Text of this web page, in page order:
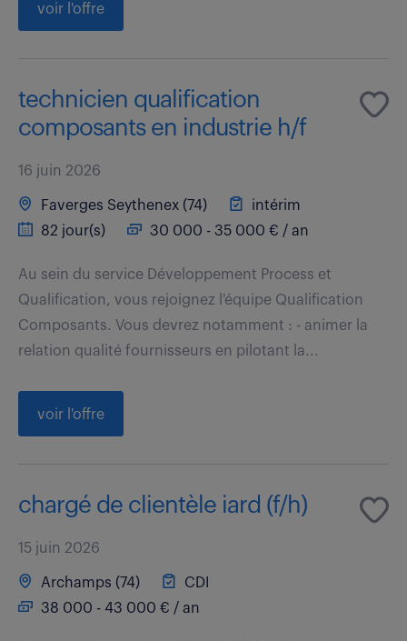
voir l'offre
technicien qualification
composants en industrie h/f
16 juin 2026
Faverges Seythenex (74)
intérim
82 jour(s)
30 000 - 35 000 € / an
Au sein du service Développement Process et
Qualification, vous rejoignez l'équipe Qualification
Composants. Vous devrez notamment : - animer la
relation qualité fournisseurs en pilotant la...
voir l'offre
chargé de clientèle iard (f/h)
15 juin 2026
Archamps (74)
CDI
38 000 - 43 000 € / an